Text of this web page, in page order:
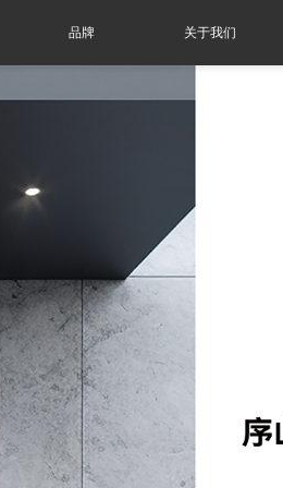
品牌 关于我们